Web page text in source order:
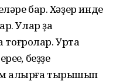
бар. Хәҙер инде
Улар ҙа
Урта
беҙҙе
алырға тырышып